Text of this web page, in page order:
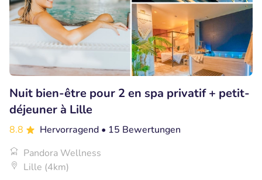
Nuit bien-être pour 2 en spa privatif + petit-
déjeuner à Lille
8.8 Hervorragend • 15 Bewertungen
Pandora Wellness
Lille (4km)